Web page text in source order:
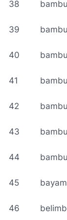
38
39
40
41
42
43
44
45
46